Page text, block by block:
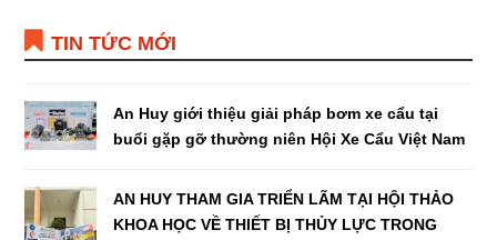
TIN TỨC MỚI
An Huy giới thiệu giải pháp bơm xe cẩu tại
buổi gặp gỡ thường niên Hội Xe Cẩu Việt Nam
AN HUY THAM GIA TRIỂN LÃM TẠI HỘI THẢO
KHOA HỌC VỀ THIẾT BỊ THỦY LỰC TRONG